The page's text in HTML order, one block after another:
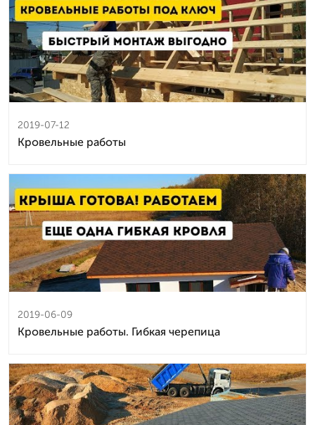
2019-07-12
Кровельные работы
2019-06-09
Кровельные работы. Гибкая черепица